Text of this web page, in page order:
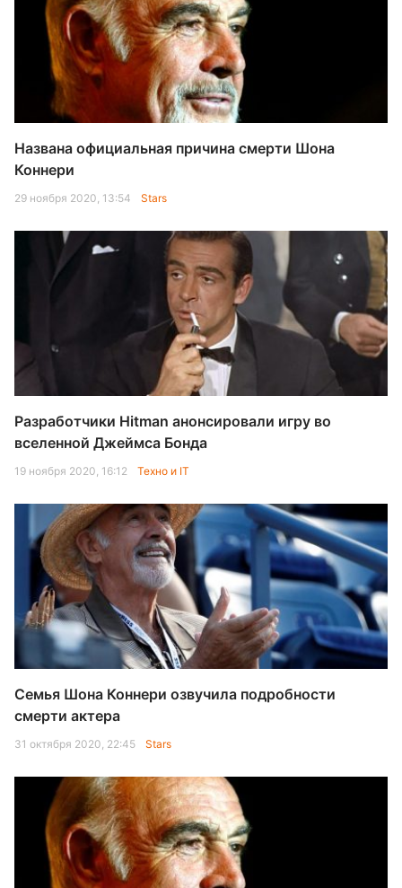
Названа официальная причина смерти Шона
Коннери
29 ноября 2020, 13:54 Stars
Разработчики Hitman анонсировали игру во
вселенной Джеймса Бонда
19 ноября 2020, 16:12 Техно и IT
Семья Шона Коннери озвучила подробности
смерти актера
31 октября 2020, 22:45 Stars